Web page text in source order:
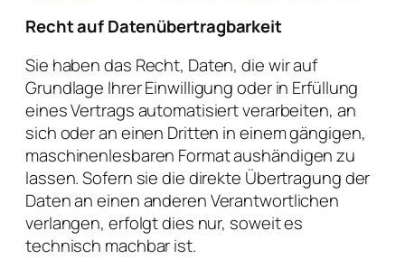
Recht auf Datenübertragbarkeit
Sie haben das Recht, Daten, die wir auf
Grundlage Ihrer Einwilligung oder in Erfüllung
eines Vertrags automatisiert verarbeiten, an
sich oder an einen Dritten in einem gängigen,
maschinenlesbaren Format aushändigen zu
lassen. Sofern sie die direkte Übertragung der
Daten an einen anderen Verantwortlichen
verlangen, erfolgt dies nur, soweit es
technisch machbar ist.